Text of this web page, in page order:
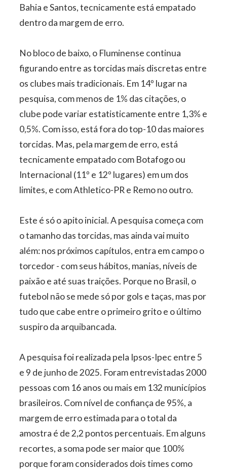
Bahia e Santos, tecnicamente está empatado
dentro da margem de erro.
No bloco de baixo, o Fluminense continua
figurando entre as torcidas mais discretas entre
os clubes mais tradicionais. Em 14º lugar na
pesquisa, com menos de 1% das citações, o
clube pode variar estatisticamente entre 1,3% e
0,5%. Com isso, está fora do top-10 das maiores
torcidas. Mas, pela margem de erro, está
tecnicamente empatado com Botafogo ou
Internacional (11º e 12º lugares) em um dos
limites, e com Athletico-PR e Remo no outro.
Este é só o apito inicial. A pesquisa começa com
o tamanho das torcidas, mas ainda vai muito
além: nos próximos capítulos, entra em campo o
torcedor - com seus hábitos, manias, níveis de
paixão e até suas traições. Porque no Brasil, o
futebol não se mede só por gols e taças, mas por
tudo que cabe entre o primeiro grito e o último
suspiro da arquibancada.
A pesquisa foi realizada pela Ipsos-Ipec entre 5
e 9 de junho de 2025. Foram entrevistadas 2000
pessoas com 16 anos ou mais em 132 municípios
brasileiros. Com nível de confiança de 95%, a
margem de erro estimada para o total da
amostra é de 2,2 pontos percentuais. Em alguns
recortes, a soma pode ser maior que 100%
porque foram considerados dois times como